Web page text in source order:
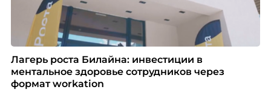
Лагерь роста Билайна: инвестиции в
ментальное здоровье сотрудников через
формат workation